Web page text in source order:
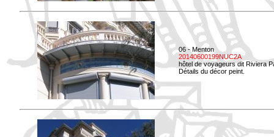
06 - Menton
20140600199NUC2A
hôtel de voyageurs dit Riviera
Détails du décor peint.